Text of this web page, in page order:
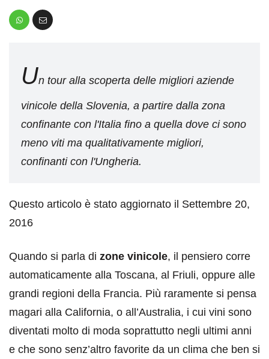
Un tour alla scoperta delle migliori aziende
vinicole della Slovenia, a partire dalla zona
confinante con l'Italia fino a quella dove ci sono
meno viti ma qualitativamente migliori,
confinanti con l'Ungheria.
Questo articolo è stato aggiornato il Settembre 20,
2016
Quando si parla di zone vinicole, il pensiero corre
automaticamente alla Toscana, al Friuli, oppure alle
grandi regioni della Francia. Più raramente si pensa
magari alla California, o all’Australia, i cui vini sono
diventati molto di moda soprattutto negli ultimi anni
e che sono senz’altro favorite da un clima che ben si